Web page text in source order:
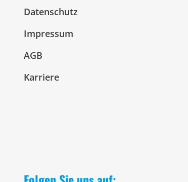
Datenschutz
Impressum
AGB
Karriere